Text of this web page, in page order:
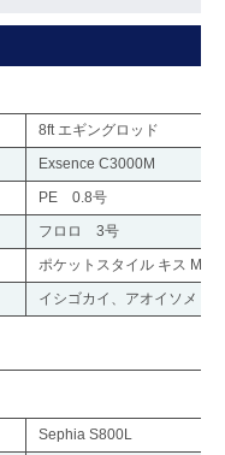
8ft エギングロッド
Exsence C3000M
PE 0.8号
フロロ 3号
ポケットスタイル キス M
イシゴカイ、アオイソメ
Sephia S800L